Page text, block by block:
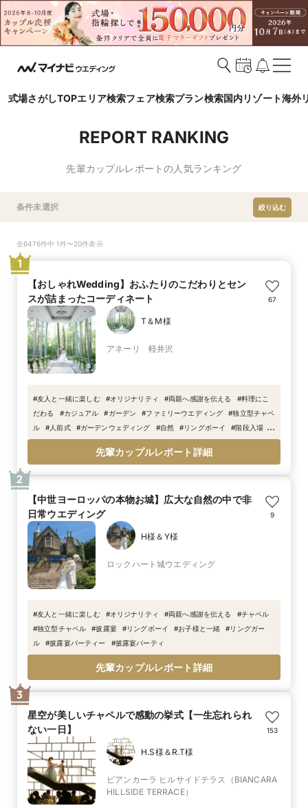
式場さがしTOPエリア検索フェア検索プラン検索国内リゾート海外
REPORT RANKING
先輩カップルレポートの人気ランキング
条件未選択 絞り込む
全6476件中 1件〜20件表示
1
【おしゃれWedding】おふたりのこだわりとセン
スが詰まったコーディネート
67
T＆M様
アネーリ 軽井沢
#友人と一緒に楽しむ #オリジナリティ #両親へ感謝を伝える #料理にこ
だわる
#カジュアル #ガーデン #ファミリーウエディング #独立型チャペ
ル
#人前式 #ガーデンウェディング #自然 #リングボーイ #階段入場
#
リングガール
#おしゃれ #ウェディングケーキ #ガラス張り #ウェルカム
全面ガラス張りチャペル #フラワーガール
先輩カップルレポート詳細
2
【中世ヨーロッパの本物お城】広大な自然の中で非
日常ウエディング
9
H様＆Y様
ロックハート城ウエディング
#友人と一緒に楽しむ #オリジナリティ #両親へ感謝を伝える #チャペル
#独立型チャペル #披露宴 #リングボーイ #お子様と一緒 #リングガー
ル
#披露宴パーティー #披露宴パーティ
先輩カップルレポート詳細
3
星空が美しいチャペルで感動の挙式【一生忘れられ
ない一日】
153
H.S様＆R.T様
ビアンカーラ ヒルサイドテラス（BIANCARA
HILLSIDE TERRACE）